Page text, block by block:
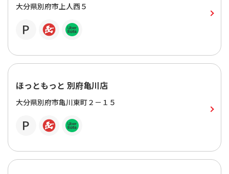
大分県別府市上人西５
ほっともっと 別府亀川店
大分県別府市亀川東町２－１５